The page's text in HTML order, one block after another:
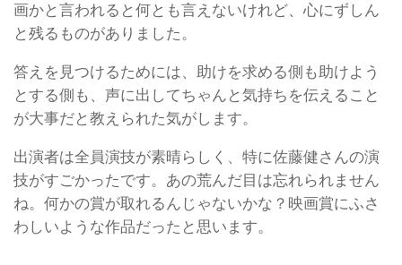
画かと言われると何とも言えないけれど、心にずしん
と残るものがありました。
答えを見つけるためには、助けを求める側も助けよう
とする側も、声に出してちゃんと気持ちを伝えること
が大事だと教えられた気がします。
出演者は全員演技が素晴らしく、特に佐藤健さんの演
技がすごかったです。あの荒んだ目は忘れられません
ね。何かの賞が取れるんじゃないかな？映画賞にふさ
わしいような作品だったと思います。